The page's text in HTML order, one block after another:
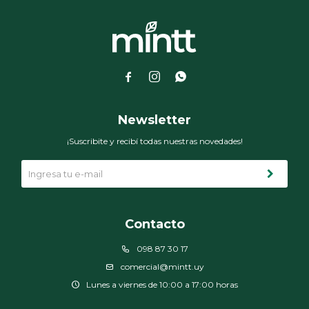
  
Contacto
098 87 30 17
comercial@mintt.uy
Lunes a viernes de 10:00 a 17:00 horas
Newsletter
¡Suscribite y recibí todas nuestras novedades!